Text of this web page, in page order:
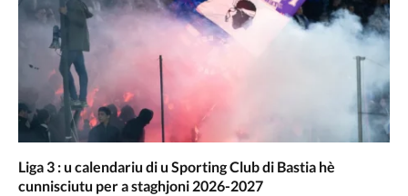
Liga 3 : u calendariu di u Sporting Club di Bastia hè
cunnisciutu per a staghjoni 2026-2027